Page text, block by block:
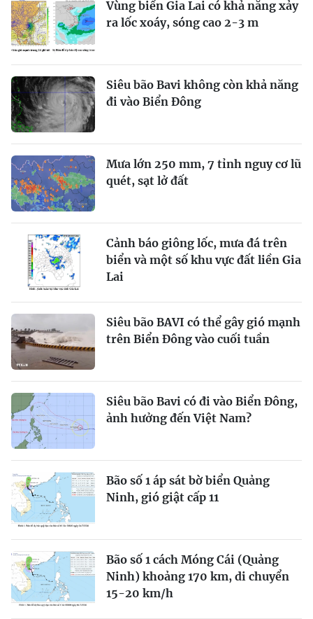
Vùng biển Gia Lai có khả năng xảy
ra lốc xoáy, sóng cao 2-3 m
Siêu bão Bavi không còn khả năng
đi vào Biển Đông
Mưa lớn 250 mm, 7 tỉnh nguy cơ lũ
quét, sạt lở đất
Cảnh báo giông lốc, mưa đá trên
biển và một số khu vực đất liền Gia
Lai
Siêu bão BAVI có thể gây gió mạnh
trên Biển Đông vào cuối tuần
Siêu bão Bavi có đi vào Biển Đông,
ảnh hưởng đến Việt Nam?
Bão số 1 áp sát bờ biển Quảng
Ninh, gió giật cấp 11
Bão số 1 cách Móng Cái (Quảng
Ninh) khoảng 170 km, di chuyển
15-20 km/h